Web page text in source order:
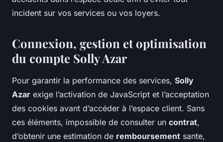
incident sur vos services ou vos loyers.
Connexion, gestion et optimisation
du compte Solly Azar
Pour garantir la performance des services, Solly
Azar exige l’activation de JavaScript et l’acceptation
des cookies avant d’accéder à l’espace client. Sans
ces éléments, impossible de consulter un contrat,
d’obtenir une estimation de remboursement sante,